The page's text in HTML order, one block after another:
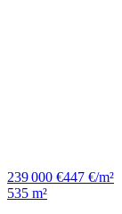
239 000 €447 €/m²
535 m²